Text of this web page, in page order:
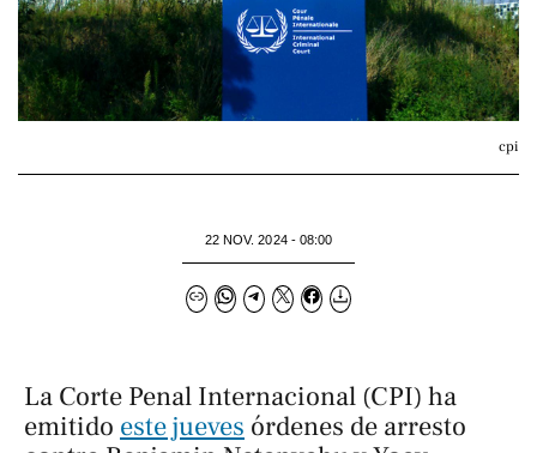
cpi
22 NOV. 2024 - 08:00
La Corte Penal Internacional (CPI) ha
emitido este jueves órdenes de arresto